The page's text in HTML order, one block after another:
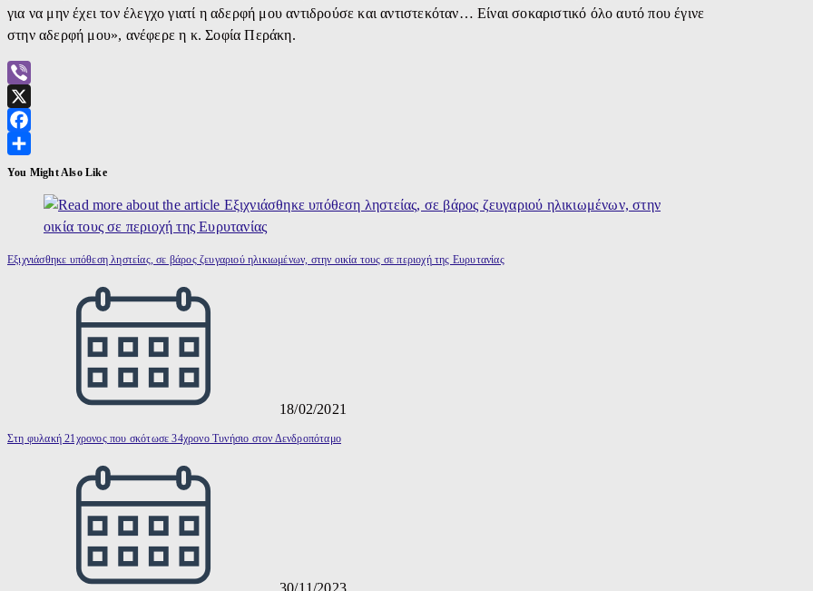
για να μην έχει τον έλεγχο γιατί η αδερφή μου αντιδρούσε και αντιστεκόταν… Είναι σοκαριστικό όλο αυτό που έγινε
στην αδερφή μου», ανέφερε η κ. Σοφία Περάκη.
Viber
X
Facebook
Μοιραστείτε
You Might Also Like
Εξιχνιάσθηκε υπόθεση ληστείας, σε βάρος ζευγαριού ηλικιωμένων, στην οικία τους σε περιοχή της Ευρυτανίας
18/02/2021
Στη φυλακή 21χρονος που σκότωσε 34χρονο Τυνήσιο στον Δενδροπόταμο
30/11/2023